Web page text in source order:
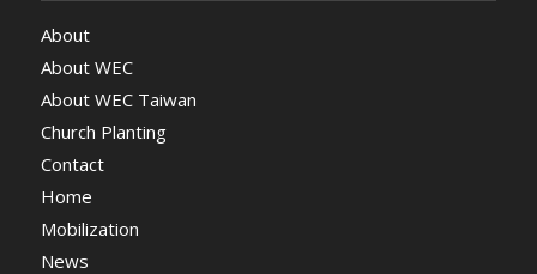
About
About WEC
About WEC Taiwan
Church Planting
Contact
Home
Mobilization
News